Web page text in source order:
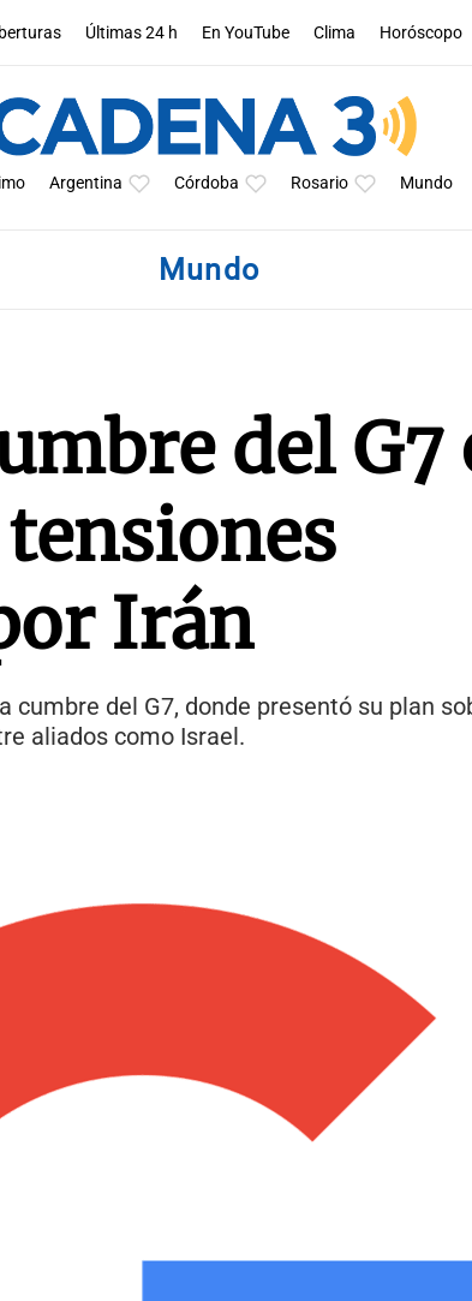
Últimas 24 h En YouTube Clima Horóscopo
Argentina Córdoba Rosario Mundo
Mundo
del G7
Irán
cumbre del G7, donde presentó su plan
aliados como Israel.
3 Cadena 3